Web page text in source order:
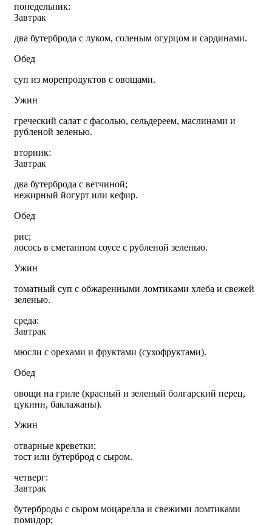
понедельник:
Завтрак
два бутерброда с луком, соленым огурцом и сардинами.
Обед
суп из морепродуктов с овощами.
Ужин
греческий салат с фасолью, сельдереем, маслинами и
рубленой зеленью.
вторник:
Завтрак
два бутерброда с ветчиной;
нежирный йогурт или кефир.
Обед
рис;
лосось в сметанном соусе с рубленой зеленью.
Ужин
томатный суп с обжаренными ломтиками хлеба и свежей
зеленью.
среда:
Завтрак
мюсли с орехами и фруктами (сухофруктами).
Обед
овощи на гриле (красный и зеленый болгарский перец,
цукини, баклажаны).
Ужин
отварные креветки;
тост или бутерброд с сыром.
четверг:
Завтрак
бутерброды с сыром моцарелла и свежими ломтиками
помидор;